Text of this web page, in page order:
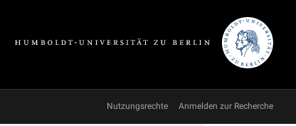
Nutzungsrechte Anmelden zur Recherche